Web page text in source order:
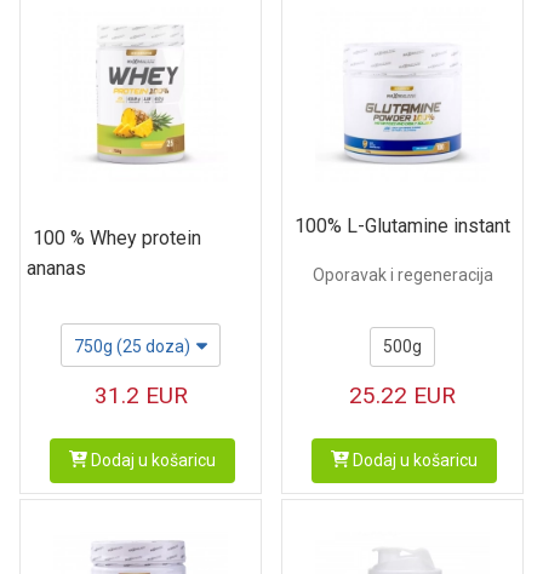
100 % Whey protein
ananas
750g (25 doza)
31.2 EUR
Dodaj u košaricu
100% L-Glutamine instant
Oporavak i regeneracija
500g
25.22 EUR
Dodaj u košaricu